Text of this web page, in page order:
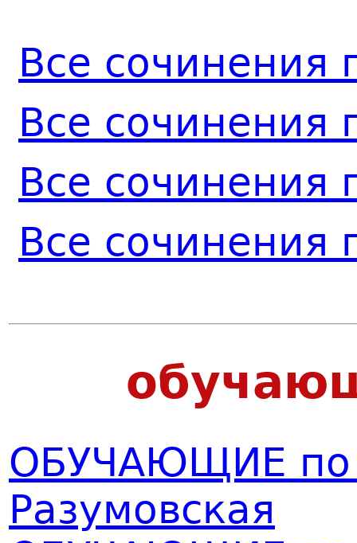
Все сочинения
Все сочинения
Все сочинения
Все сочинения
ОБУЧАЮЩИЕ по
Разумовская